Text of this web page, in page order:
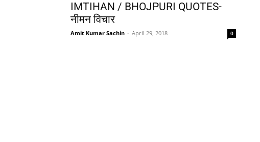
IMTIHAN / BHOJPURI QUOTES-
नीमन विचार
Amit Kumar Sachin - April 29, 2018 0